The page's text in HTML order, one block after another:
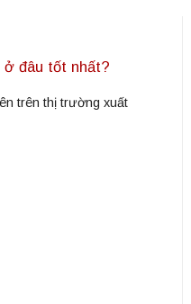
ở đâu tốt nhất?
trên thị trường xuất